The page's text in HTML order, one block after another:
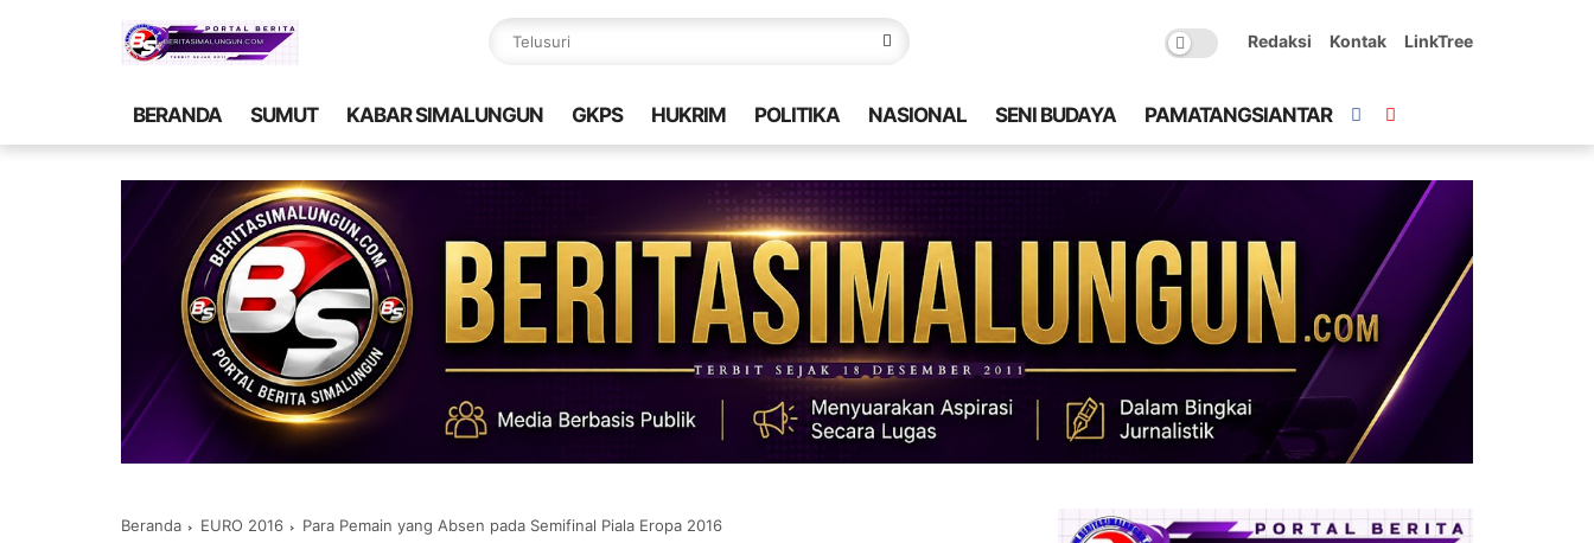
Redaksi Kontak LinkTree
BERANDA SUMUT KABAR SIMALUNGUN GKPS HUKRIM POLITIKA NASIONAL SENI BUDAYA PAMATANGSIANTAR
Beranda EURO 2016 Para Pemain yang Absen pada Semifinal Piala Eropa 2016